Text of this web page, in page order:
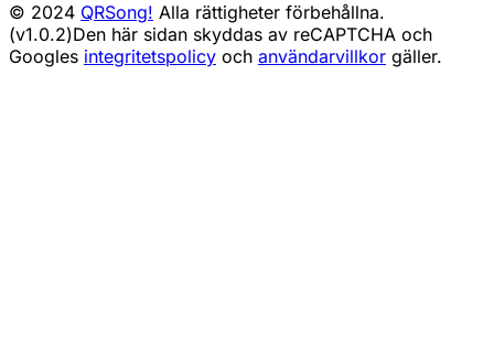
© 2024 QRSong! Alla rättigheter förbehållna.
(v1.0.2)Den här sidan skyddas av reCAPTCHA och
Googles integritetspolicy och användarvillkor gäller.